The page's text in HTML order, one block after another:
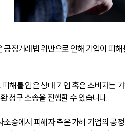
공정거래법 위반으로 인해 기업이 피
해를 입은 상대 기업 혹은 소비자는
청구 소송을 진행할 수 있습니다.
소송에서 피해자 측은 가해 기업의 공